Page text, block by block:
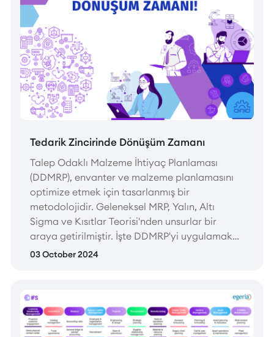
Tedarik Zincirinde Dönüşüm Zamanı
Talep Odaklı Malzeme İhtiyaç Planlaması
(DDMRP), envanter ve malzeme planlamasını
optimize etmek için tasarlanmış bir
metodolojidir. Geleneksel MRP, Yalın, Altı
Sigma ve Kısıtlar Teorisi'nden unsurlar bir
araya getirilmiştir. İşte DDMRP'yi uygulamak
için beş temel adım:
03 October 2024